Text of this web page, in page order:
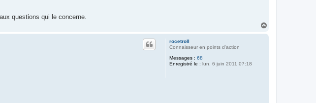
questions qui le concerne.
rocetroll
Connaisseur en points d'action
Messages : 68
Enregistré le : lun. 6 juin 2011 07:18